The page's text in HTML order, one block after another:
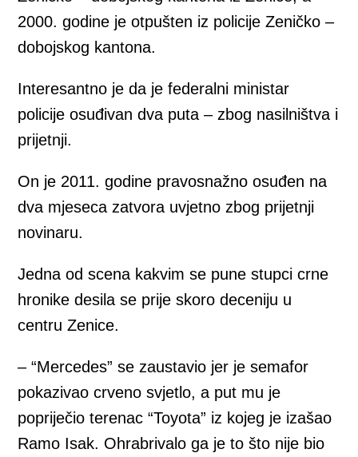
2000. godine je otpušten iz policije Zeničko –
dobojskog kantona.
Interesantno je da je federalni ministar
policije osuđivan dva puta – zbog nasilništva i
prijetnji.
On je 2011. godine pravosnažno osuđen na
dva mjeseca zatvora uvjetno zbog prijetnji
novinaru.
Jedna od scena kakvim se pune stupci crne
hronike desila se prije skoro deceniju u
centru Zenice.
– “Mercedes” se zaustavio jer je semafor
pokazivao crveno svjetlo, a put mu je
popriječio terenac “Toyota” iz kojeg je izašao
Ramo Isak. Ohrabrivalo ga je to što nije bio